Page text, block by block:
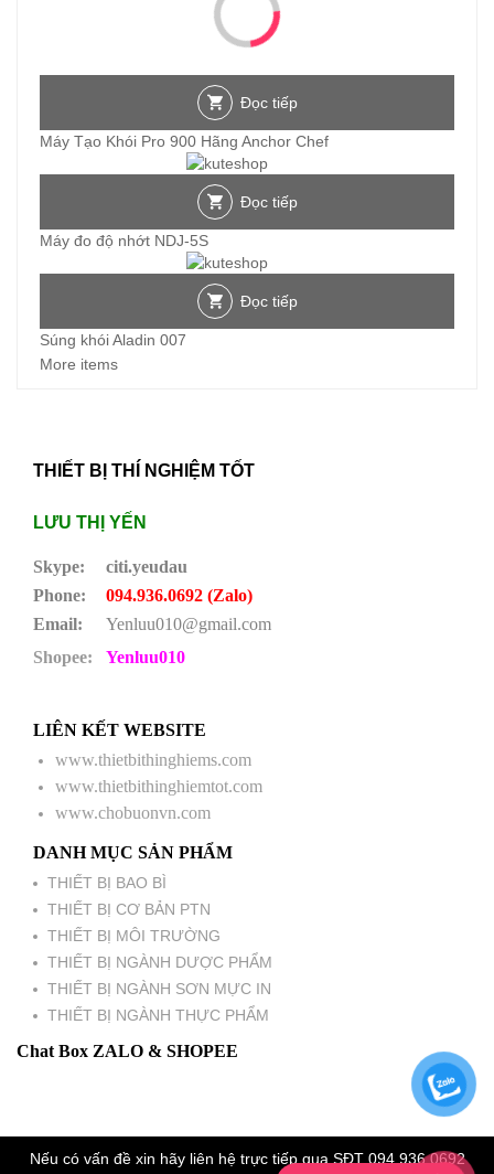
Đọc tiếp
Máy Tạo Khói Pro 900 Hãng Anchor Chef
Đọc tiếp
Máy đo độ nhớt NDJ-5S
Đọc tiếp
Súng khói Aladin 007
More items
THIẾT BỊ THÍ NGHIỆM TỐT
LƯU THỊ YẾN
Skype:
citi.yeudau
Phone:
094.936.0692 (Zalo)
Email:
Yenluu010@gmail.com
Shopee:
Yenluu010
LIÊN KẾT WEBSITE
www.thietbithinghiems.com
www.thietbithinghiemtot.com
www.chobuonvn.com
DANH MỤC SẢN PHẨM
THIẾT BỊ BAO BÌ
THIẾT BỊ CƠ BẢN PTN
THIẾT BỊ MÔI TRƯỜNG
THIẾT BỊ NGÀNH DƯỢC PHẨM
THIẾT BỊ NGÀNH SƠN MỰC IN
THIẾT BỊ NGÀNH THỰC PHẨM
Chat Box ZALO & SHOPEE
Nếu có vấn đề xin hãy liên hệ trực tiếp qua SĐT 094.936.0692